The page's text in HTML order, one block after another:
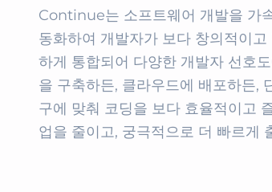
Continue는 소프트웨어 개발을 가
동화하여 개발자가 보다 창의적이
하게 통합되어 다양한 개발자 선호
을 구축하든, 클라우드에 배포하든,
구에 맞춰 코딩을 보다 효율적이고
업을 줄이고, 궁극적으로 더 빠르게